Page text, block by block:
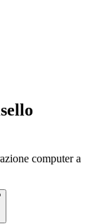
computer a